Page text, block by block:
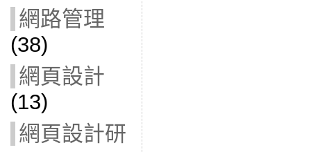
網路管理
(38)
網頁設計
(13)
網頁設計研